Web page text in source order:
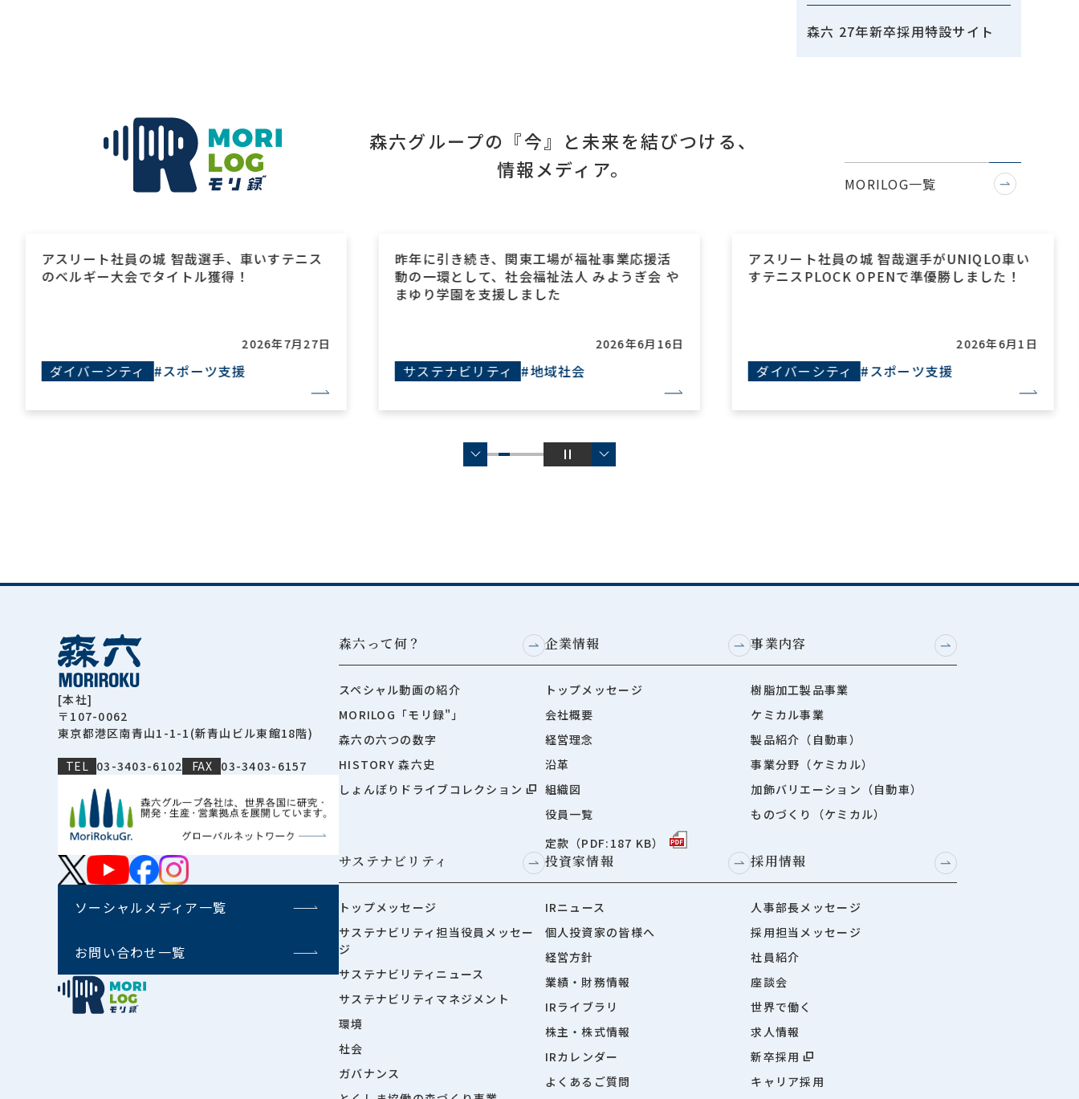
森六 27年新卒採用特設サイト
森六グループの『今』と未来を結びつける、
情報メディア。
MORILOG一覧
アスリート社員の城 智哉選手、車いすテニス
のベルギー大会でタイトル獲得！
2026年7月27日
ダイバーシティ #スポーツ支援
昨年に引き続き、関東工場が福祉事業応援活
動の一環として、社会福祉法人 みようぎ会 や
まゆり学園を支援しました
2026年6月16日
サステナビリティ #地域社会
アスリート社員の城 智哉選手がUNIQLO車い
すテニスPLOCK OPENで準優勝しました！
2026年6月1日
ダイバーシティ #スポーツ支援
[本社]
〒107-0062
東京都港区南青山1-1-1(新青山ビル東館18階)
TEL 03-3403-6102 FAX 03-3403-6157
ソーシャルメディア一覧
お問い合わせ一覧
森六って何？
スペシャル動画の紹介
MORILOG「モリ録"」
森六の六つの数字
HISTORY 森六史
しょんぼりドライブコレクション
企業情報
トップメッセージ
会社概要
経営理念
沿革
組織図
役員一覧
定款（PDF:187 KB）
事業内容
樹脂加工製品事業
ケミカル事業
製品紹介（自動車）
事業分野（ケミカル）
加飾バリエーション（自動車）
ものづくり（ケミカル）
サステナビリティ
トップメッセージ
サステナビリティ担当役員メッセー
ジ
サステナビリティニュース
サステナビリティマネジメント
環境
社会
ガバナンス
投資家情報
IRニュース
個人投資家の皆様へ
経営方針
業績・財務情報
IRライブラリ
株主・株式情報
IRカレンダー
よくあるご質問
採用情報
人事部長メッセージ
採用担当メッセージ
社員紹介
座談会
世界で働く
求人情報
新卒採用
キャリア採用